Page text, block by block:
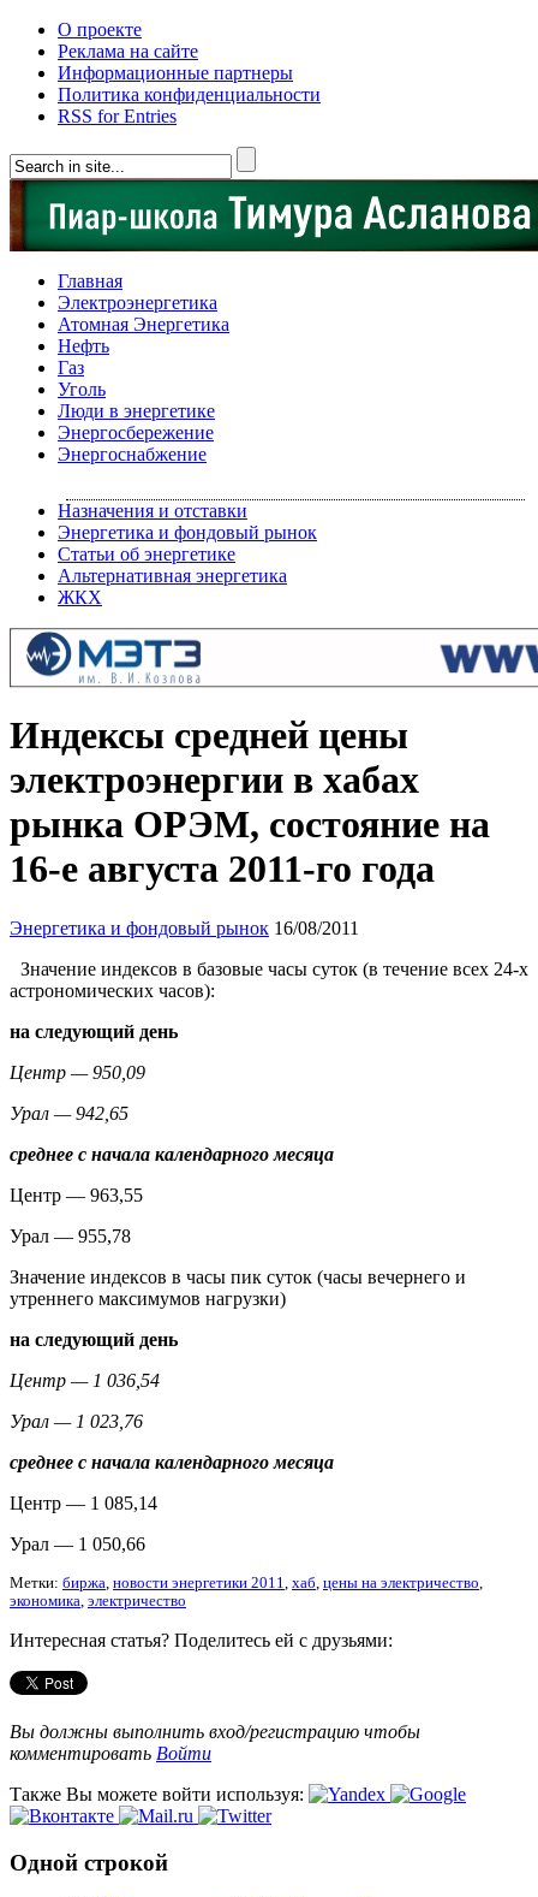
О проекте
Реклама на сайте
Информационные партнеры
Политика конфиденциальности
RSS for Entries
Главная
Электроэнергетика
Атомная Энергетика
Нефть
Газ
Уголь
Люди в энергетике
Энергосбережение
Энергоснабжение
Назначения и отставки
Энергетика и фондовый рынок
Статьи об энергетике
Альтернативная энергетика
ЖКХ
Индексы средней цены
электроэнергии в хабах
рынка ОРЭМ, состояние на
16-е августа 2011-го года
Энергетика и фондовый рынок 16/08/2011
Значение индексов в базовые часы суток (в течение всех 24-х
астрономических часов):
на следующий день
Центр — 950,09
Урал — 942,65
среднее с начала календарного месяца
Центр — 963,55
Урал — 955,78
Значение индексов в часы пик суток (часы вечернего и
утреннего максимумов нагрузки)
на следующий день
Центр — 1 036,54
Урал — 1 023,76
среднее с начала календарного месяца
Центр — 1 085,14
Урал — 1 050,66
Метки: биржа, новости энергетики 2011, хаб, цены на электричество,
экономика, электричество
Интересная статья? Поделитесь ей с друзьями:
Вы должны выполнить вход/регистрацию чтобы
комментировать Войти
Также Вы можете войти используя:
Одной строкой